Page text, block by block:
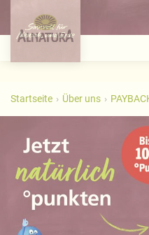
Startseite Über uns